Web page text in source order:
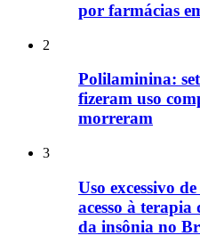
por farmácias
2
Polilaminina:
fizeram uso
morreram
3
Uso excessivo
acesso à
da insônia no